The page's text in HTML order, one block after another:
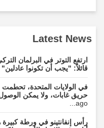
Latest News
ارتفع التوتر في البرلمان
قائلاً: "يجب أن تكونوا عادلين"6 minutes ago...
في الولايات المتحدة، تحطمت
حريق غابات، ولا يمكن الوصول
ago...
رأس إنفانتينو في ورطة كبيرة